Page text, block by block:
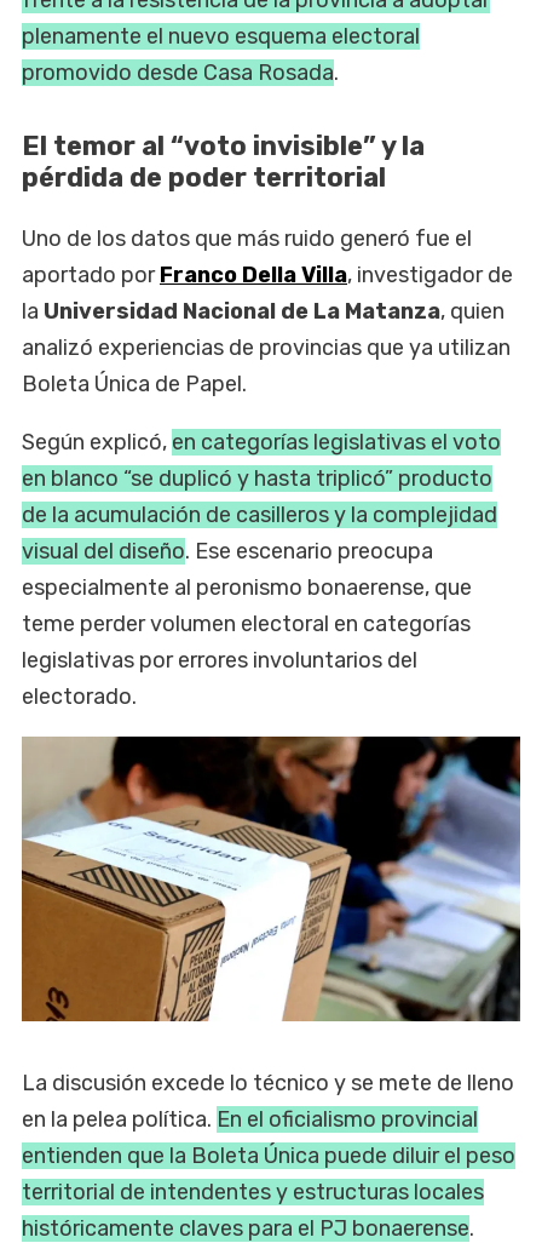
plenamente el nuevo esquema electoral
promovido desde Casa Rosada.
El temor al “voto invisible” y la
pérdida de poder territorial
Uno de los datos que más ruido generó fue el
aportado porFranco Della Villa, investigador de
la Universidad Nacional de La Matanza, quien
analizó experiencias de provincias que ya utilizan
Boleta Única de Papel.
Según explicó, en categorías legislativas el voto
en blanco “se duplicó y hasta triplicó” producto
de la acumulación de casilleros y la complejidad
visual del diseño. Ese escenario preocupa
especialmente al peronismo bonaerense, que
teme perder volumen electoral en categorías
legislativas por errores involuntarios del
electorado.
La discusión excede lo técnico y se mete de lleno
en la pelea política. En el oficialismo provincial
entienden que la Boleta Única puede diluir el peso
territorial de intendentes y estructuras locales
históricamente claves para el PJ bonaerense.